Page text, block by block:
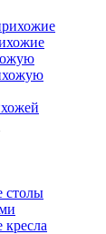
столы